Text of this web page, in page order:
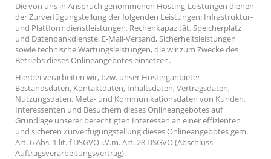
Die von uns in Anspruch genommenen Hosting-Leistungen dienen
der Zurverfügungstellung der folgenden Leistungen: Infrastruktur-
und Plattformdienstleistungen, Rechenkapazität, Speicherplatz
und Datenbankdienste, E-Mail-Versand, Sicherheitsleistungen
sowie technische Wartungsleistungen, die wir zum Zwecke des
Betriebs dieses Onlineangebotes einsetzen.
Hierbei verarbeiten wir, bzw. unser Hostinganbieter
Bestandsdaten, Kontaktdaten, Inhaltsdaten, Vertragsdaten,
Nutzungsdaten, Meta- und Kommunikationsdaten von Kunden,
Interessenten und Besuchern dieses Onlineangebotes auf
Grundlage unserer berechtigten Interessen an einer effizienten
und sicheren Zurverfügungstellung dieses Onlineangebotes gem.
Art. 6 Abs. 1 lit. f DSGVO i.V.m. Art. 28 DSGVO (Abschluss
Auftragsverarbeitungsvertrag).